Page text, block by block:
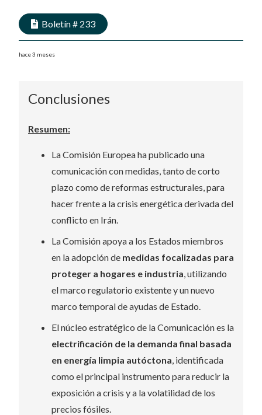
Boletín # 233
hace 3 meses
Conclusiones
Resumen:
La Comisión Europea ha publicado una
comunicación con medidas, tanto de corto
plazo como de reformas estructurales, para
hacer frente a la crisis energética derivada del
conflicto en Irán.
La Comisión apoya a los Estados miembros
en la adopción de medidas focalizadas para
proteger a hogares e industria, utilizando
el marco regulatorio existente y un nuevo
marco temporal de ayudas de Estado.
El núcleo estratégico de la Comunicación es la
electrificación de la demanda final basada
en energía limpia autóctona, identificada
como el principal instrumento para reducir la
exposición a crisis y a la volatilidad de los
precios fósiles.